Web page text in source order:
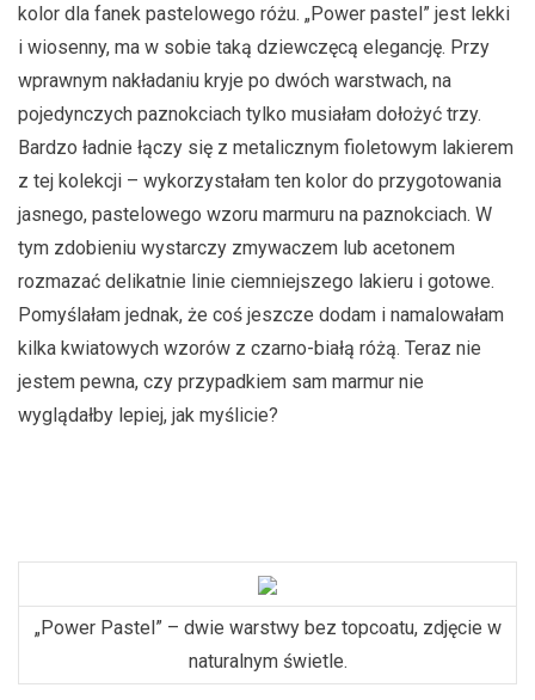
kolor dla fanek pastelowego różu. „Power pastel” jest lekki
i wiosenny, ma w sobie taką dziewczęcą elegancję. Przy
wprawnym nakładaniu kryje po dwóch warstwach, na
pojedynczych paznokciach tylko musiałam dołożyć trzy.
Bardzo ładnie łączy się z metalicznym fioletowym lakierem
z tej kolekcji – wykorzystałam ten kolor do przygotowania
jasnego, pastelowego wzoru marmuru na paznokciach. W
tym zdobieniu wystarczy zmywaczem lub acetonem
rozmazać delikatnie linie ciemniejszego lakieru i gotowe.
Pomyślałam jednak, że coś jeszcze dodam i namalowałam
kilka kwiatowych wzorów z czarno-białą różą. Teraz nie
jestem pewna, czy przypadkiem sam marmur nie
wyglądałby lepiej, jak myślicie?
„Power Pastel” – dwie warstwy bez topcoatu, zdjęcie w
naturalnym świetle.